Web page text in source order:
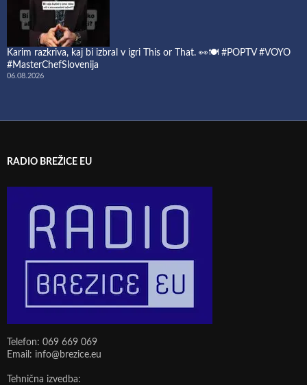
Karim razkriva, kaj bi izbral v igri This or That. 👀🍽️ #POPTV #VOYO
#MasterChefSlovenija
06.08.2026
RADIO BREŽICE EU
Telefon: 069 669 069
Email: info@brezice.eu
Tehnična izvedba: